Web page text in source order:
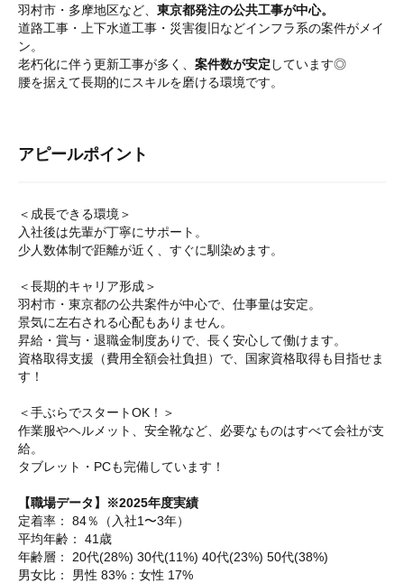
羽村市・多摩地区など、 東京都発注の公共工事が中心。
道路工事・上下水道工事・災害復旧などインフラ系の案件がメイ
ン。
老朽化に伴う更新工事が多く、 案件数が安定 しています◎
腰を据えて長期的にスキルを磨ける環境です。
アピールポイント
＜成長できる環境＞
入社後は先輩が丁寧にサポート。
少人数体制で距離が近く、すぐに馴染めます。
＜長期的キャリア形成＞
羽村市・東京都の公共案件が中心で、仕事量は安定。
景気に左右される心配もありません。
昇給・賞与・退職金制度ありで、長く安心して働けます。
資格取得支援（費用全額会社負担）で、国家資格取得も目指せま
す！
＜手ぶらでスタートOK！＞
作業服やヘルメット、安全靴など、必要なものはすべて会社が支
給。
タブレット・PCも完備しています！
【職場データ】※2025年度実績
定着率： 84％（入社1〜3年）
平均年齢： 41歳
年齢層： 20代(28%) 30代(11%) 40代(23%) 50代(38%)
男女比： 男性 83%：女性 17%